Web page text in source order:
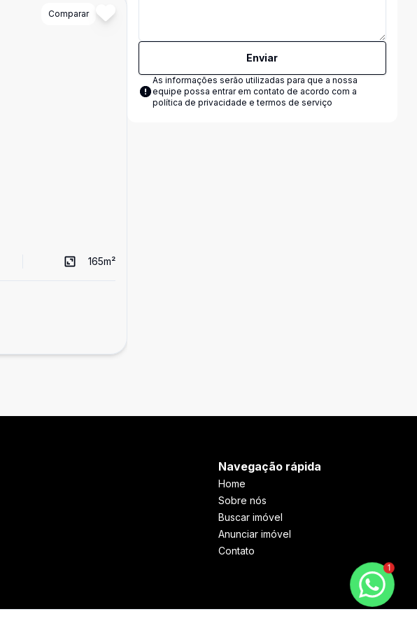
Comparar
165m²
Enviar
As informações serão utilizadas para que a nossa
equipe possa entrar em contato de acordo com a
política de privacidade e termos de serviço
Navegação rápida
Home
Sobre nós
Buscar imóvel
Anunciar imóvel
Contato
1